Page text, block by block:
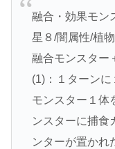
融合・効果モン
星８/闇属性/植
融合モンスター
(1)：１ターン
モンスター１体
ンスターに捕食
ンターが置かれ